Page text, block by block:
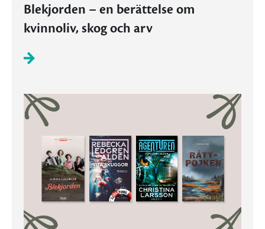
Blekjorden – en berättelse om
kvinnoliv, skog och arv